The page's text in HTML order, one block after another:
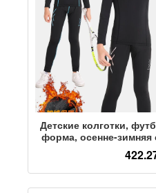
Детские колготки,
форма, осенне-
занятий фитнесом,
длинными
спортивные костюмы